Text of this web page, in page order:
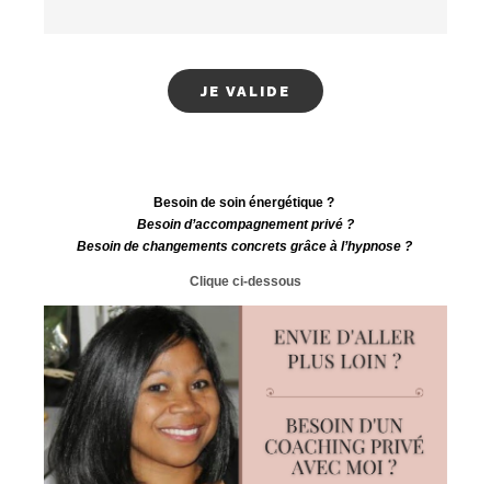
Besoin de soin énergétique ?
Besoin d’accompagnement privé ?
Besoin de changements concrets grâce à l’hypnose ?
Clique ci-dessous